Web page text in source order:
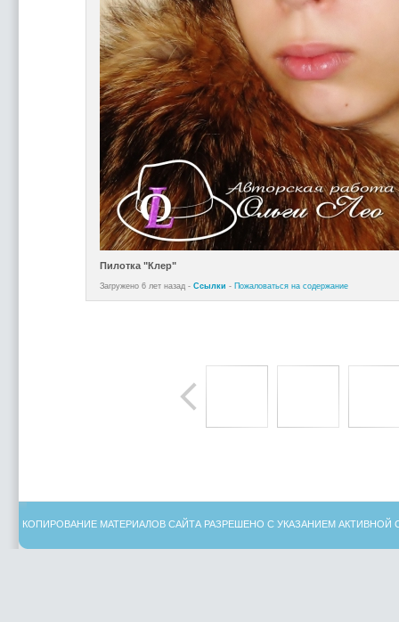
Пилотка "Клер"
Загружено 6 лет назад - Ссылки - Пожаловаться на содержание
КОПИРОВАНИЕ МАТЕРИАЛОВ САЙТА РАЗРЕШЕНО С УКАЗАНИЕМ АКТИВНОЙ